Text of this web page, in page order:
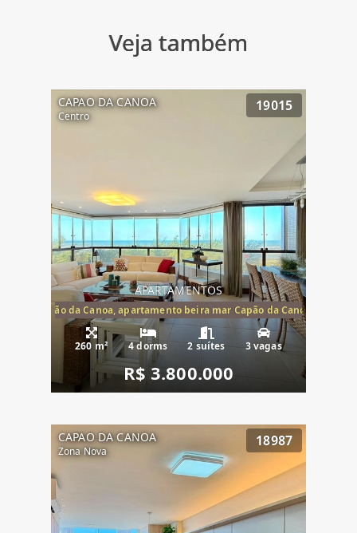
Veja também
CAPAO DA CANOA
Centro
19015
APARTAMENTOS
mar Capão da Canoa, apartamento beira mar Capão da Canoa,
260 m² 4 dorms 2 suítes 3 vagas
R$ 3.800.000
CAPAO DA CANOA
Zona Nova
18987